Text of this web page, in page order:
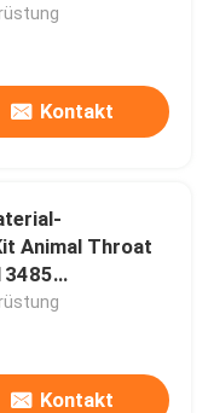
Wegwerf-
Kontakt
Animal Throat
Kontakt